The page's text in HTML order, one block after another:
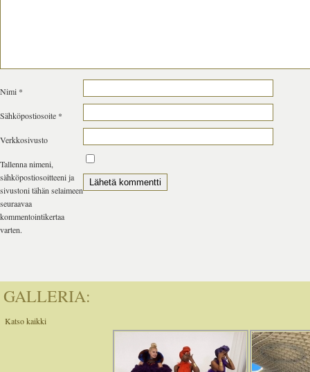
Nimi *
Sähköpostiosoite *
Verkkosivusto
Tallenna nimeni,
sähköpostiosoitteeni ja
sivustoni tähän selaimeen
seuraavaa
kommentointikertaa
varten.
GALLERIA:
Katso kaikki